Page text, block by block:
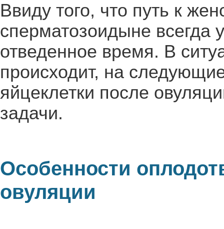
Ввиду того, что путь к
сперматозоидыне всегда
отведенное время. В
происходит, на
яйцеклетки после
задачи.
Особенности
овуляции